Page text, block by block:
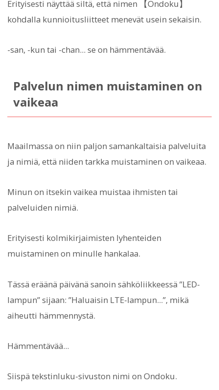
Erityisesti näyttää siltä, että nimen 【Ondoku】
kohdalla kunnioitusliitteet menevät usein sekaisin.
-san, -kun tai -chan... se on hämmentävää.
Palvelun nimen muistaminen on
vaikeaa
Maailmassa on niin paljon samankaltaisia palveluita
ja nimiä, että niiden tarkka muistaminen on vaikeaa.
Minun on itsekin vaikea muistaa ihmisten tai
palveluiden nimiä.
Erityisesti kolmikirjaimisten lyhenteiden
muistaminen on minulle hankalaa.
Tässä eräänä päivänä sanoin sähköliikkeessä ”LED-
lampun” sijaan: ”Haluaisin LTE-lampun...”, mikä
aiheutti hämmennystä.
Hämmentävää...
Siispä tekstinluku-sivuston nimi on Ondoku.